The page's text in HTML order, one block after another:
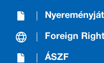
Foreign
ÁSZF